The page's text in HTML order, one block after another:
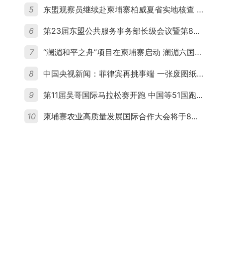
5 东盟观察员继续赴柬埔寨柏威夏省实地核查 走访遭袭柬埔寨平民村庄
6 第23届东盟公共服务事务部长级会议暨第8届东盟与中日韩公共服务事务部长级会议在柬埔寨暹粒开幕
7 “澜湄和平之舟”项目在柬埔寨启动 澜湄六国青年共话和平与发展
8 中国央视新闻：菲律宾再挑事端 一张废图纸划不走中国黄岩岛
9 第11届吴哥国际马拉松赛开跑 中国等51国跑者齐聚暹粒
10 柬埔寨农业高质量发展国际合作大会将于8月20日举行